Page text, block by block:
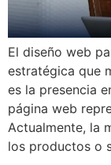
El diseño web
estratégica que
es la presencia
página web
Actualmente, la
los productos o